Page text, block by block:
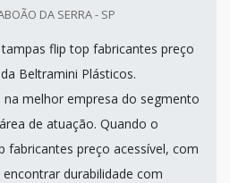
DA SERRA - SP
flip top fabricantes preço
Beltramini Plásticos.
melhor empresa do segmento
de atuação. Quando o
fabricantes preço acessível, com
durabilidade com